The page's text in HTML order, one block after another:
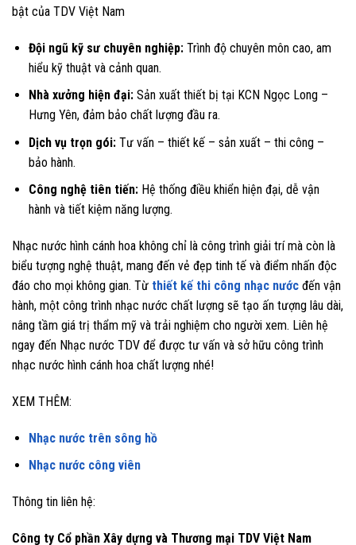
bật của TDV Việt Nam
Đội ngũ kỹ sư chuyên nghiệp:Trình độ chuyên môn cao, am
hiểu kỹ thuật và cảnh quan.
Nhà xưởng hiện đại:Sản xuất thiết bị tại KCN Ngọc Long –
Hưng Yên, đảm bảo chất lượng đầu ra.
Dịch vụ trọn gói:Tư vấn – thiết kế – sản xuất – thi công –
bảo hành.
Công nghệ tiên tiến:Hệ thống điều khiển hiện đại, dễ vận
hành và tiết kiệm năng lượng.
Nhạc nước hình cánh hoa không chỉ là công trình giải trí mà còn là
biểu tượng nghệ thuật, mang đến vẻ đẹp tinh tế và điểm nhấn độc
đáo cho mọi không gian. Từ thiết kế thi công nhạc nước đến vận
hành, một công trình nhạc nước chất lượng sẽ tạo ấn tượng lâu dài,
nâng tầm giá trị thẩm mỹ và trải nghiệm cho người xem. Liên hệ
ngay đến Nhạc nước TDV để được tư vấn và sở hữu công trình
nhạc nước hình cánh hoa chất lượng nhé!
XEM THÊM:
Nhạc nước trên sông hồ
Nhạc nước công viên
Thông tin liên hệ:
Công ty Cổ phần Xây dựng và Thương mại TDV Việt Nam